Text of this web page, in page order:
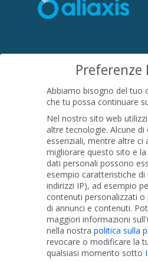
16015 Casella (GE) – Italy
01079200299
PRODOTTI
Tubi PVC
Raccordi PVC
Tubi e Raccordi in PVC-A
Pozzi Artesiani
Preferenze
Abbiamo bisogno del tuo
che tu possa continuare
Nel nostro sito web
altre tecnologie. Alcune di
essenziali, mentre altre ci
migliorare questo sito e la
dati personali possono
esempio caratteristiche
indirizzi IP), ad esempio
contenuti personalizzati o
di annunci e contenuti.
maggiori informazioni
nella nostra politica sulla
revocare o modificare la
qualsiasi momento sotto